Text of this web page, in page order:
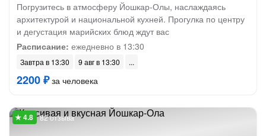
Погрузитесь в атмосферу Йошкар-Олы, наслаждаясь
архитектурой и национальной кухней. Прогулка по центру
и дегустация марийских блюд ждут вас
Расписание: ежедневно в 13:30
Завтра в 13:30 9 авг в 13:30
2200 ₽за человека
82 отзыва